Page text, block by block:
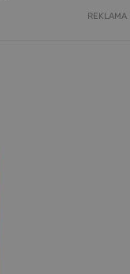
REKLAMA